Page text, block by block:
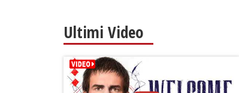
Ultimi Video